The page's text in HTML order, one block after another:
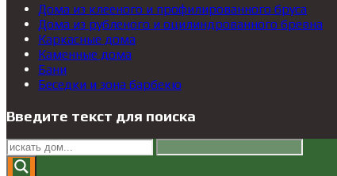
Дома из клееного и профилированного бруса
Дома из рубленого и оцилиндрованного бревна
Каркасные дома
Каменные дома
Бани
Беседки и зона барбекю
Введите текст для поиска